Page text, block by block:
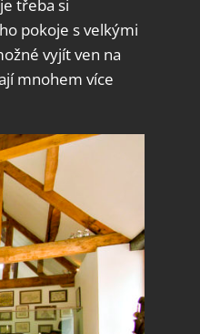
údajů.
třeba si
pokoje s velkými
vyjít ven na
mnohem více